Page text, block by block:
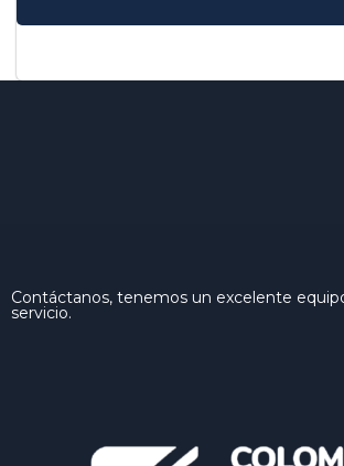
Contáctanos, tenemos un excelente
servicio.